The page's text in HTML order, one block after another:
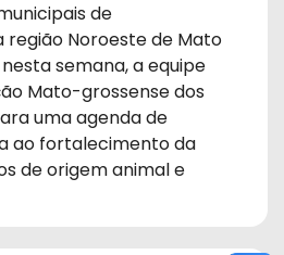
de
Noroeste de Mato
semana, a equipe
Mato-grossense dos
uma agenda de
ao fortalecimento da
de origem animal e